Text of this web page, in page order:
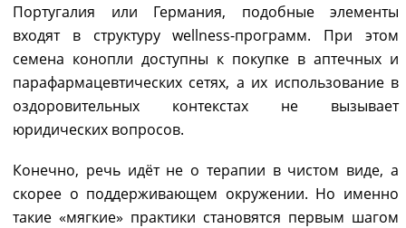
Португалия или Германия, подобные элементы
входят в структуру wellness-программ. При этом
семена конопли доступны к покупке в аптечных и
парафармацевтических сетях, а их использование в
оздоровительных контекстах не вызывает
юридических вопросов.
Конечно, речь идёт не о терапии в чистом виде, а
скорее о поддерживающем окружении. Но именно
такие «мягкие» практики становятся первым шагом